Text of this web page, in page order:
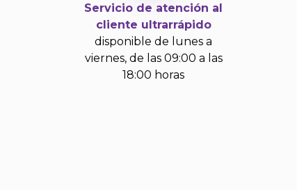
Servicio de atención al
cliente ultrarrápido
disponible de lunes a
viernes, de las 09:00 a las
18:00 horas